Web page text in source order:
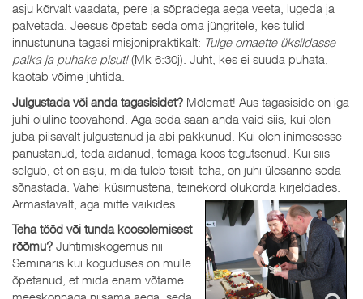
asju kõrvalt vaadata, pere ja sõpradega aega veeta, lugeda ja
palvetada. Jeesus õpetab seda oma jüngritele, kes tulid
innustununa tagasi misjonipraktikalt: Tulge omaette üksildasse
paika ja puhake pisut!(Mk 6:30j). Juht, kes ei suuda puhata,
kaotab võime juhtida.
Julgustada või anda tagasisidet? Mõlemat! Aus tagasiside on iga
juhi oluline töövahend. Aga seda saan anda vaid siis, kui olen
juba piisavalt julgustanud ja abi pakkunud. Kui olen inimesesse
panustanud, teda aidanud, temaga koos tegutsenud. Kui siis
selgub, et on asju, mida tuleb teisiti teha, on juhi ülesanne seda
sõnastada. Vahel küsimustena, teinekord olukorda kirjeldades.
Armastavalt, aga mitte vaikides.
Teha tööd või tunda koosolemisest
rõõmu? Juhtimiskogemus nii
Seminaris kui koguduses on mulle
õpetanud, et mida enam võtame